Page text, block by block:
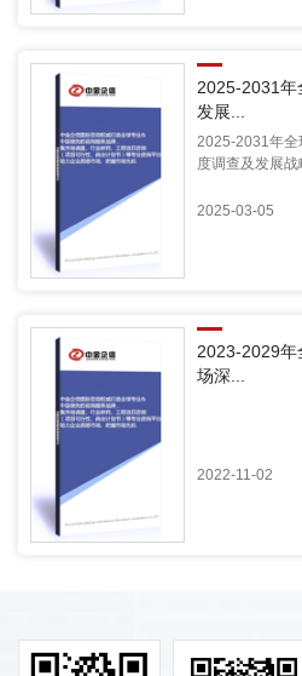
2025-2031年
发展...
2025-2031年全
度调查及发展
2025-03-05
2023-2029年
场深...
2022-11-02